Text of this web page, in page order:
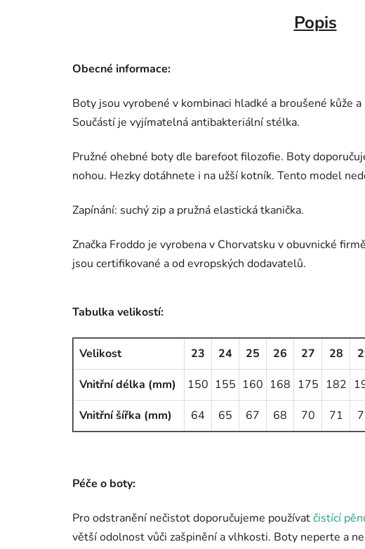
Popis
Obecné informace:
Boty jsou vyrobené v kombinaci hladké a broušené kůže
Součástí je vyjímatelná antibakteriální stélka.
Pružné ohebné boty dle barefoot filozofie. Boty
nohou. Hezky dotáhnete i na užší kotník. Tento model
Zapínání: suchý zip a pružná elastická tkanička.
Značka Froddo je vyrobena v Chorvatsku v obuvnické
jsou certifikované a od evropských dodavatelů.
Tabulka velikostí:
Velikost 23 24 25 26 27 28
Vnitřní délka (mm)
150 155 160 168 175 182
Vnitřní šířka (mm)
64 65 67 68 70 71
Péče o boty:
Pro odstranění nečistot doporučujeme používatčistící
větší odolnost vůči zašpinění a vlhkosti. Boty neperte a